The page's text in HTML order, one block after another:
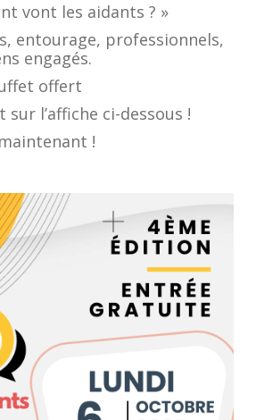
vont les aidants ? »
entourage, professionnels,
engagés.
offert
l’affiche ci-dessous !
!